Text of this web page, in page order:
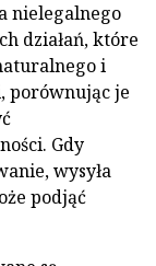
nielegalnego
działań, które
i
porównując je
Gdy
wysyła
podjąć